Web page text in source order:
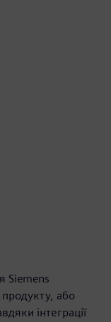
Siemens
або
інтеграції